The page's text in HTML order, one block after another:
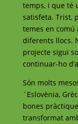
temps, i que té
satisfeta. Trist,
temes en comú
diferents llocs.
projecte sigui
continuar-ho
Són molts
´Eslovènia,
bones
transformat